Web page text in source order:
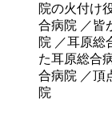
院の火付け
合病院 ／皆
院 ／耳原総
た耳原総合
合病院 ／頂
院